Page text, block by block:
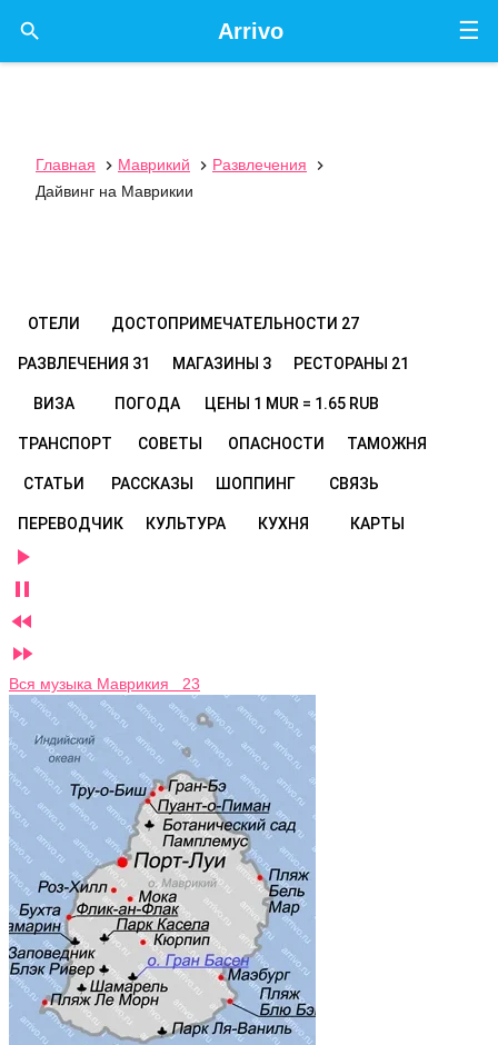
☰
Arrivo

Главная  Маврикий  Развлечения

Дайвинг на Маврикии
ОТЕЛИ ДОСТОПРИМЕЧАТЕЛЬНОСТИ 27
РАЗВЛЕЧЕНИЯ 31 МАГАЗИНЫ 3 РЕСТОРАНЫ 21
ВИЗА ПОГОДА ЦЕНЫ 1 MUR = 1.65 RUB
ТРАНСПОРТ СОВЕТЫ ОПАСНОСТИ ТАМОЖНЯ
СТАТЬИ РАССКАЗЫ ШОППИНГ СВЯЗЬ
ПЕРЕВОДЧИК КУЛЬТУРА КУХНЯ КАРТЫ




Вся музыка Маврикия 23